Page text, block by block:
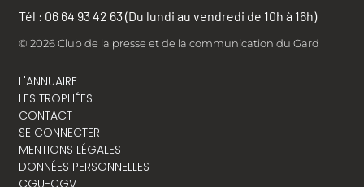
Tél : 06 64 93 42 63 (Du lundi au vendredi de 10h à 16h)
© 2026 Club de la presse et de la communication du Gard
L'ANNUAIRE
LES TROPHÉES
CONTACT
SE CONNECTER
MENTIONS LÉGALES
DONNÉES PERSONNELLES
CGU-CGV